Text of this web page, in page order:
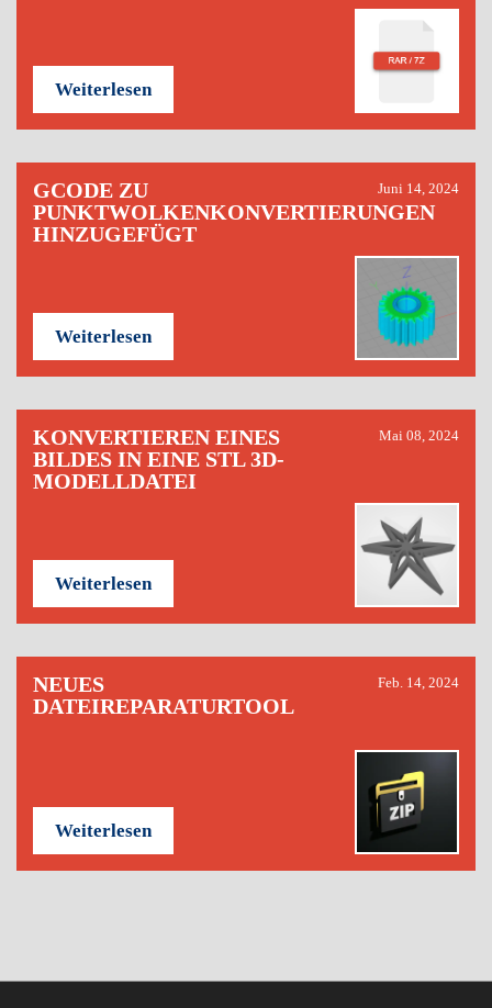
Weiterlesen
GCODE ZU
PUNKTWOLKENKONVERTIERUNGEN
HINZUGEFÜGT
Juni 14, 2024
Weiterlesen
KONVERTIEREN EINES
BILDES IN EINE STL 3D-
MODELLDATEI
Mai 08, 2024
Weiterlesen
NEUES
DATEIREPARATURTOOL
Feb. 14, 2024
Weiterlesen